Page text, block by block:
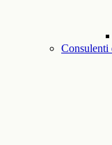
Consulenti